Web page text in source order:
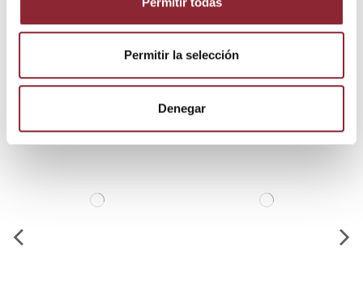
Permitir la selección
Denegar
Los clientes que adquirieron este
producto también compraron: